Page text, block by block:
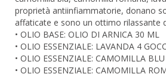
proprietà antiinfiammatorie, donano
affaticate e sono un ottimo rilassante
• OLIO BASE: OLIO DI ARNICA 30 ML
• OLIO ESSENZIALE: LAVANDA 4
• OLIO ESSENZIALE: CAMOMILLA
• OLIO ESSENZIALE: CAMOMILLA